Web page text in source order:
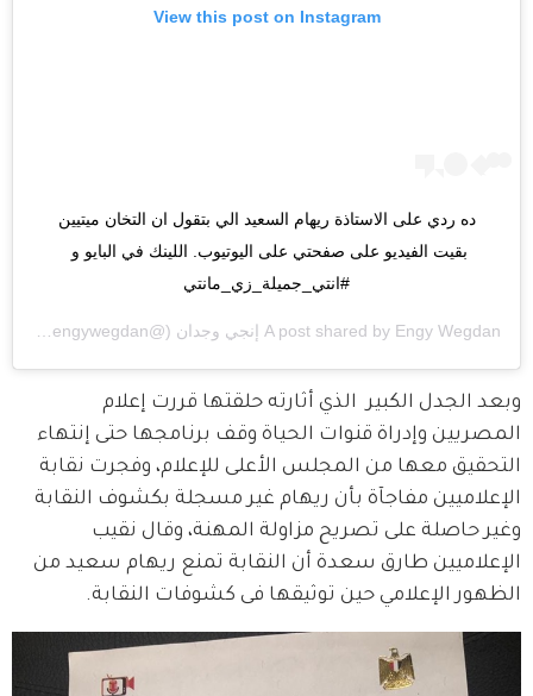
View this post on Instagram
ده ردي على الاستاذة ريهام السعيد الي بتقول ان التخان ميتيين
بقيت الفيديو على صفحتي على اليوتيوب. اللينك في البايو و
#انتي_جميلة_زي_مانتي
A post shared by Engy Wegdan إنجي وجدان (@engywegdan) on
وبعد الجدل الكبير  الذي أثارته حلقتها قررت إعلام
المصريين وإدراة قنوات الحياة وقف برنامجها حتى إنتهاء
التحقيق معها من المجلس الأعلى للإعلام، وفجرت نقابة
الإعلاميين مفاجآة بأن ريهام غير مسجلة بكشوف النقابة
وغير حاصلة على تصريح مزاولة المهنة، وقال نقيب
الإعلاميين طارق سعدة أن النقابة تمنع ريهام سعيد من
الظهور الإعلامي حين توثيقها فى كشوفات النقابة.